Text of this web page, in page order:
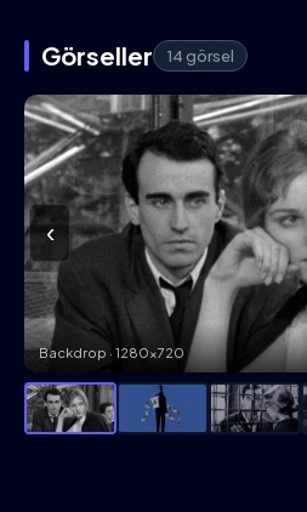
Görseller 14 görsel
‹
Backdrop · 1280×720